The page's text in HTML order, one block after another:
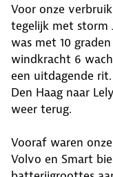
Voor onze
tegelijk met storm
was met 10
windkracht 6
een uitdagende
Den Haag naar
weer terug.
Vooraf waren
Volvo en Smart